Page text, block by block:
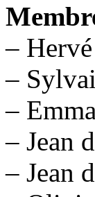
–
–
–
– Jean
– Jean